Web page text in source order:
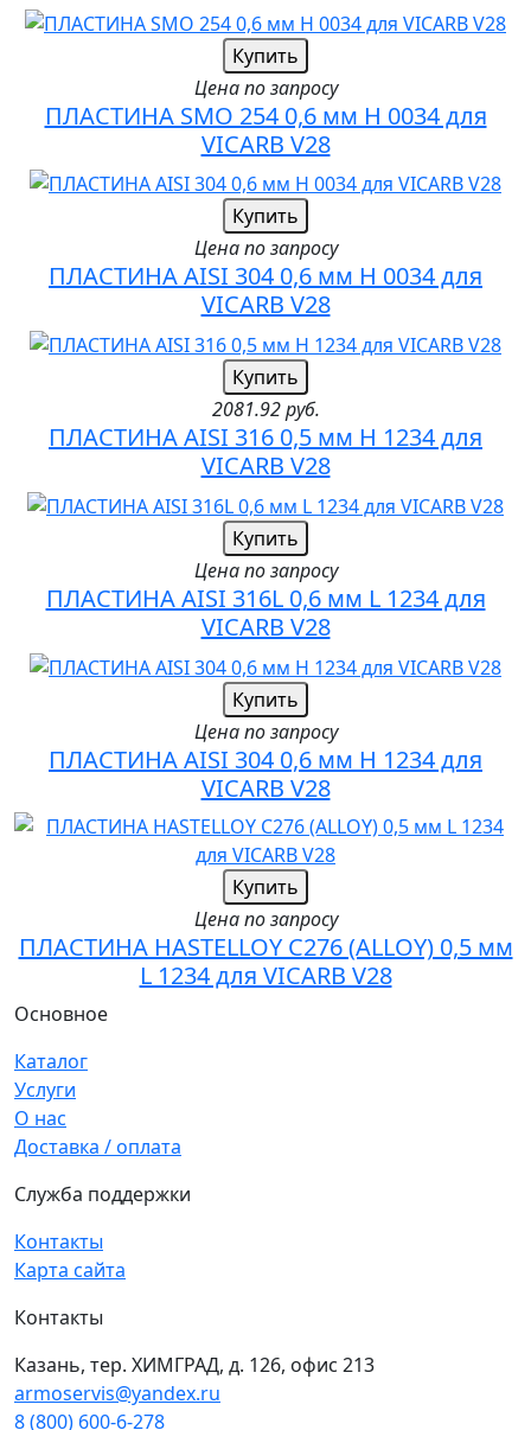
Купить
Цена по запросу
ПЛАСТИНА SMO 254 0,6 мм H 0034 для
VICARB V28
Купить
Цена по запросу
ПЛАСТИНА AISI 304 0,6 мм H 0034 для
VICARB V28
Купить
2081.92 руб.
ПЛАСТИНА AISI 316 0,5 мм H 1234 для
VICARB V28
Купить
Цена по запросу
ПЛАСТИНА AISI 316L 0,6 мм L 1234 для
VICARB V28
Купить
Цена по запросу
ПЛАСТИНА AISI 304 0,6 мм H 1234 для
VICARB V28
Купить
Цена по запросу
ПЛАСТИНА HASTELLOY C276 (ALLOY) 0,5 мм
L 1234 для VICARB V28
Основное
Каталог
Услуги
О нас
Доставка / оплата
Служба поддержки
Контакты
Карта сайта
Контакты
Казань, тер. ХИМГРАД, д. 126, офис 213
armoservis@yandex.ru
8 (800) 600-6-278